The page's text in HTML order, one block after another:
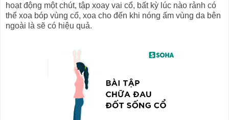
hoạt động một chút, tập xoay vai cổ, bất kỳ lúc nào rảnh có
thể xoa bóp vùng cổ, xoa cho đến khi nóng ấm vùng da bên
ngoài là sẽ có hiệu quả.